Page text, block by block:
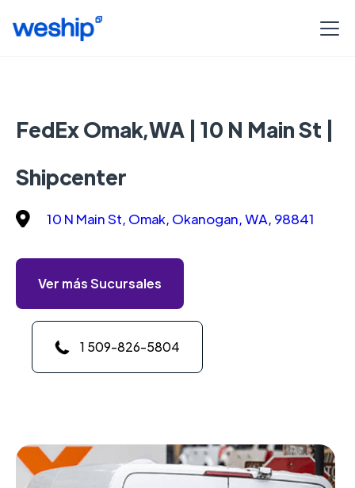
FedEx Omak,WA | 10 N Main St |
Shipcenter
10 N Main St, Omak, Okanogan, WA, 98841
Ver más Sucursales
1 509-826-5804